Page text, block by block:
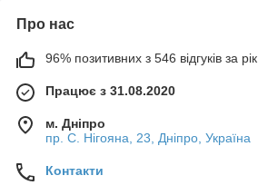
Про нас
96% позитивних з 546 відгуків за рік
Працює з 31.08.2020
м. Дніпро
пр. С. Нігояна, 23, Дніпро, Україна
Контакти